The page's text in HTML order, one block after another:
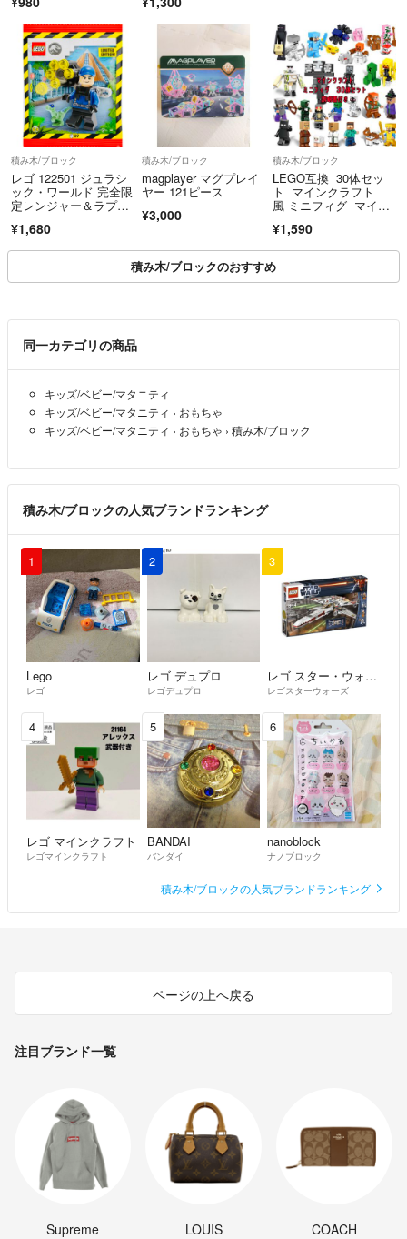
積み木/ブロック
レゴ 122501 ジュラシ
ック・ワールド 完全限
定レンジャー＆ラプタ
ク
¥1,680
積み木/ブロック
magplayer マグプレイ
ヤー 121ピース
¥3,000
積み木/ブロック
LEGO互換 30体セッ
ト マインクラフト
風 ミニフィグ マイク
¥1,590
積み木/ブロックのおすすめ
同一カテゴリの商品
キッズ/ベビー/マタニティ
キッズ/ベビー/マタニティ › おもちゃ
キッズ/ベビー/マタニティ › おもちゃ › 積み木/ブロック
積み木/ブロックの人気ブランドランキング
1
Lego
レゴ
2
レゴ デュプロ
レゴデュプロ
3
レゴ スター・ウォーズ
レゴスターウォーズ
4
レゴ マインクラフト
レゴマインクラフト
5
BANDAI
バンダイ
6
nanoblock
ナノブロック
積み木/ブロックの人気ブランドランキング
ページの上へ戻る
注目ブランド一覧
Supreme
LOUIS
COACH